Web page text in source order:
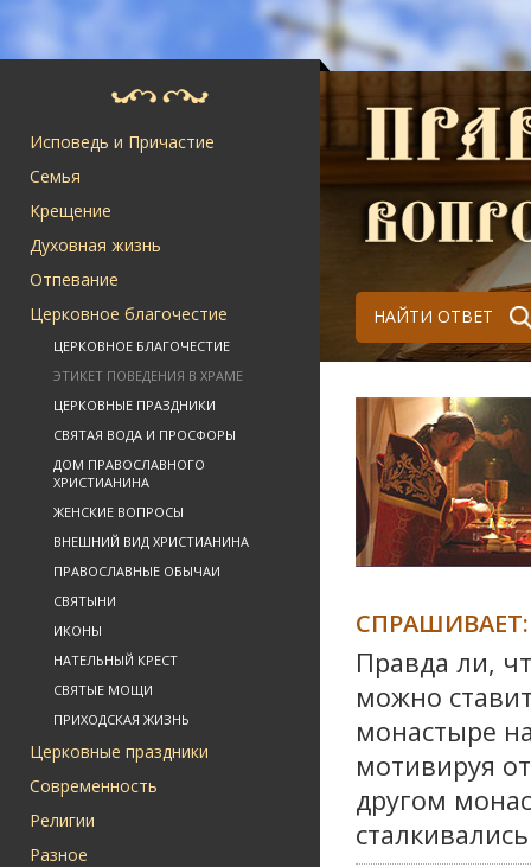
Исповедь и Причастие
Семья
Крещение
Духовная жизнь
Отпевание
Церковное благочестие
ЦЕРКОВНОЕ БЛАГОЧЕСТИЕ
ЭТИКЕТ ПОВЕДЕНИЯ В ХРАМЕ
ЦЕРКОВНЫЕ ПРАЗДНИКИ
СВЯТАЯ ВОДА И ПРОСФОРЫ
ДОМ ПРАВОСЛАВНОГО
ХРИСТИАНИНА
ЖЕНСКИЕ ВОПРОСЫ
ВНЕШНИЙ ВИД ХРИСТИАНИНА
ПРАВОСЛАВНЫЕ ОБЫЧАИ
СВЯТЫНИ
ИКОНЫ
НАТЕЛЬНЫЙ КРЕСТ
СВЯТЫЕ МОЩИ
ПРИХОДСКАЯ ЖИЗНЬ
Церковные праздники
Современность
Религии
Разное
НАЙТИ ОТВЕТ
СПРАШИВАЕТ:
Правда ли,
можно
монастыре
мотивируя
другом